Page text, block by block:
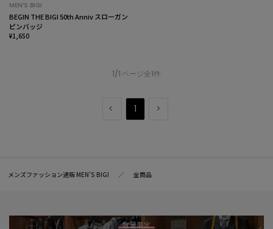
MEN’S BIGI
BEGIN THE BIGI 50th Anniv スローガン
ピンバッジ
¥1,650
1/1 ページ全1件
1
メンズファッション通販 MEN'S BIGI 全商品